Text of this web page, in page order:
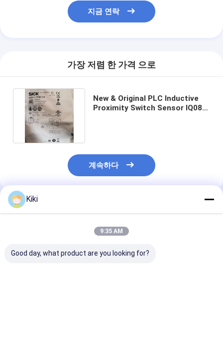
지금 연락
가장 저렴 한 가격 으로
New & Original PLC Inductive
Proximity Switch Sensor IQ08-
계속하다
추천된 제품
Kiki
9:35 AM
Good day, what product are you looking for?